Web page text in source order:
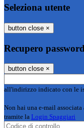
Seleziona utente
button close ×
Recupero password
button close ×
all'indirizzo indicato con le
Non hai una e-mail
tramite la Login Spaggiari